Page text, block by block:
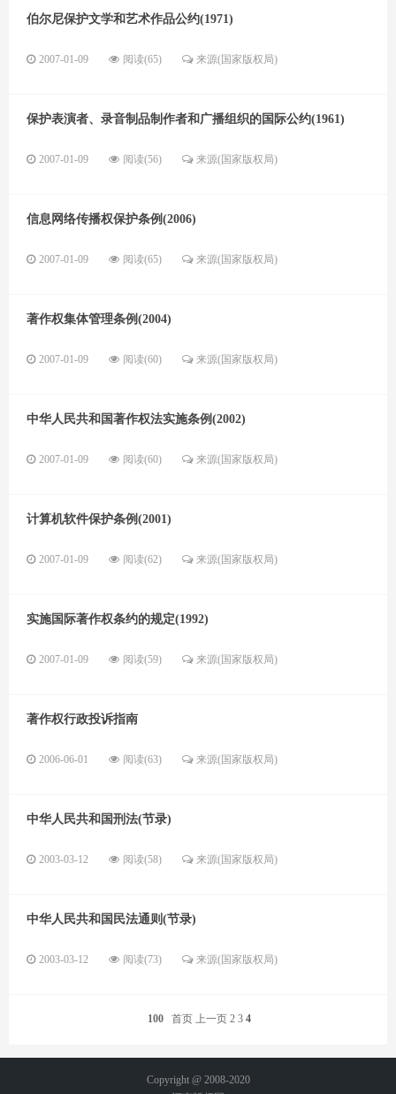
伯尔尼保护文学和艺术作品公约(1971)
2007-01-09 阅读(65) 来源(国家版权局)
保护表演者、录音制品制作者和广播组织的国际公约(1961)
2007-01-09 阅读(56) 来源(国家版权局)
信息网络传播权保护条例(2006)
2007-01-09 阅读(65) 来源(国家版权局)
著作权集体管理条例(2004)
2007-01-09 阅读(60) 来源(国家版权局)
中华人民共和国著作权法实施条例(2002)
2007-01-09 阅读(60) 来源(国家版权局)
计算机软件保护条例(2001)
2007-01-09 阅读(62) 来源(国家版权局)
实施国际著作权条约的规定(1992)
2007-01-09 阅读(59) 来源(国家版权局)
著作权行政投诉指南
2006-06-01 阅读(63) 来源(国家版权局)
中华人民共和国刑法(节录)
2003-03-12 阅读(58) 来源(国家版权局)
中华人民共和国民法通则(节录)
2003-03-12 阅读(73) 来源(国家版权局)
100 首页 上一页 2 3 4
Copyright @ 2008-2020